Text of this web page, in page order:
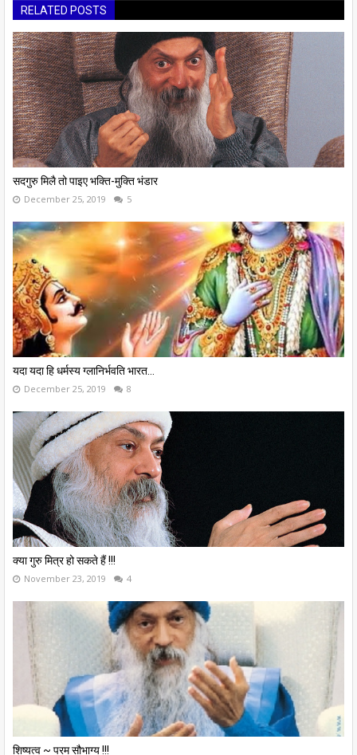
RELATED POSTS
सदगुरु मिलै तो पाइए भक्ति-मुक्ति भंडार
December 25, 2019 5
यदा यदा हि धर्मस्य ग्लानिर्भवति भारत...
December 25, 2019 8
क्या गुरु मित्र हो सकते हैं !!!
November 23, 2019 4
शिष्यत्व ~ परम सौभाग्य !!!